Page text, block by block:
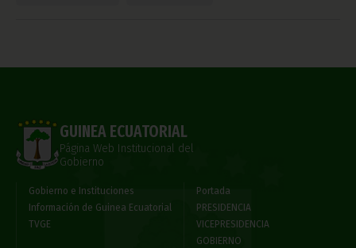
GUINEA ECUATORIAL
Página Web Institucional del
Gobierno
Gobierno e Instituciones
Información de Guinea Ecuatorial
TVGE
Portada
PRESIDENCIA
VICEPRESIDENCIA
GOBIERNO